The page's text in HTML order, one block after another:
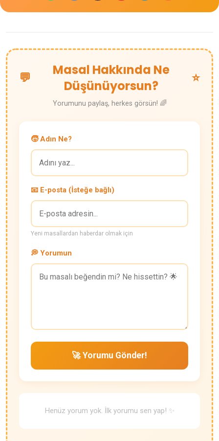
💬
Masal Hakkında Ne
Düşünüyorsun?
⭐
Yorumunu paylaş, herkes görsün! 🌈
🧒 Adın Ne?
📧 E-posta (İsteğe bağlı)
Yeni masallardan haberdar olmak için
💭 Yorumun
🚀 Yorumu Gönder!
Henüz yorum yok. İlk yorumu sen yap! ✨